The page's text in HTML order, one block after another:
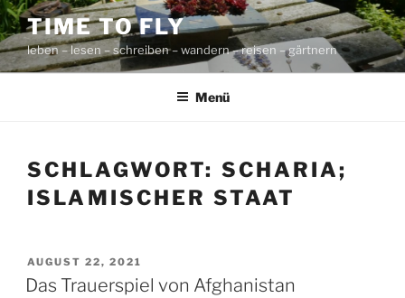
Zum
Inhalt
springen
TIME TO FLY
leben – lesen – schreiben – wandern – reisen – gärtnern
Menü
SCHLAGWORT: SCHARIA;
ISLAMISCHER STAAT
VERÖFFENTLICHT
AM
AUGUST 22, 2021
Das Trauerspiel von Afghanistan